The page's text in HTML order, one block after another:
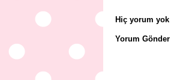
Hiç yorum yok
Yorum Gönder